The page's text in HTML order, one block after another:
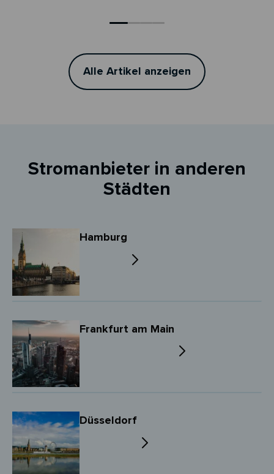
Alle Artikel anzeigen
Stromanbieter in anderen
Städten
Hamburg
Frankfurt am Main
Düsseldorf